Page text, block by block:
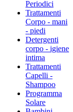
Periodici
Trattamenti
Corpo - mani
- piedi
Detergenti
corpo - igiene
intima
Trattamenti
Capelli -
Shampoo
Programma
Solare